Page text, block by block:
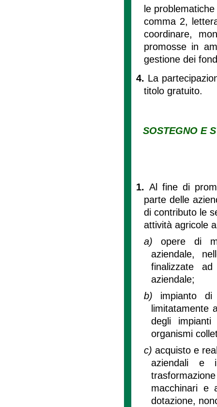
le
comma 2,
coordinare,
promosse in
gestione dei
4. La
titolo gratuito.
SOSTEGNO E
1. Al fine di
parte delle
di contributo le
attività agricole
a)opere di
aziendale,
finalizzate
aziendale;
b) impianto
limitatamente
degli
organismi
c) acquisto e
aziendali e
macchinari e
dotazione,